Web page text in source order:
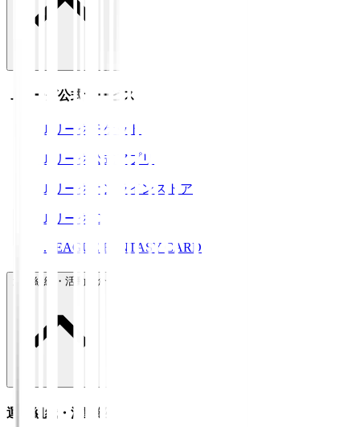
Ｊリーグ公式サービス
Ｊリーグチケット
Ｊリーグ公式アプリ
Ｊリーグオンラインストア
ＪリーグID
J.LEAGUE FANTASY CARD
運営組織・活動紹介
運営組織・活動紹介